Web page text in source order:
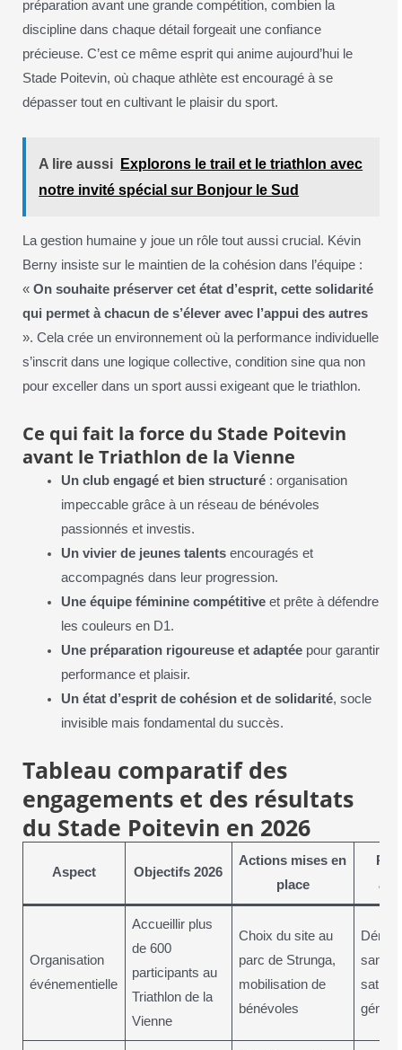
préparation avant une grande compétition, combien la
discipline dans chaque détail forgeait une confiance
précieuse. C’est ce même esprit qui anime aujourd’hui le
Stade Poitevin, où chaque athlète est encouragé à se
dépasser tout en cultivant le plaisir du sport.
A lire aussi
Explorons le trail et le triathlon avec
notre invité spécial sur Bonjour le Sud
La gestion humaine y joue un rôle tout aussi crucial. Kévin
Berny insiste sur le maintien de la cohésion dans l’équipe :
« On souhaite préserver cet état d’esprit, cette solidarité
qui permet à chacun de s’élever avec l’appui des autres
». Cela crée un environnement où la performance individuelle
s’inscrit dans une logique collective, condition sine qua non
pour exceller dans un sport aussi exigeant que le triathlon.
Ce qui fait la force du Stade Poitevin
avant le Triathlon de la Vienne
Un club engagé et bien structuré : organisation
impeccable grâce à un réseau de bénévoles
passionnés et investis.
Un vivier de jeunes talents encouragés et
accompagnés dans leur progression.
Une équipe féminine compétitive et prête à défendre
les couleurs en D1.
Une préparation rigoureuse et adaptée pour garantir
performance et plaisir.
Un état d’esprit de cohésion et de solidarité, socle
invisible mais fondamental du succès.
Tableau comparatif des
engagements et des résultats
du Stade Poitevin en 2026
Aspect Objectifs 2026
Actions mises en
place
Organisation
événementielle
Accueillir plus
de 600
participants au
Triathlon de la
Vienne
Choix du site au
parc de Strunga,
mobilisation de
bénévoles
sans